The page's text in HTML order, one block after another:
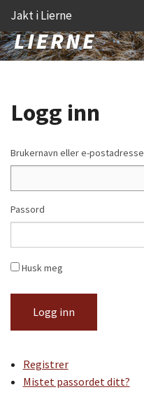
Jakt i Lierne
Nyheter
Fangst
Felt vilt
Rekrutt
Premie
innholdet
Forstørre
Logg inn
Brukernavn eller e-postadresse
Passord
Husk meg
Logg inn
Registrer
Mistet passordet ditt?